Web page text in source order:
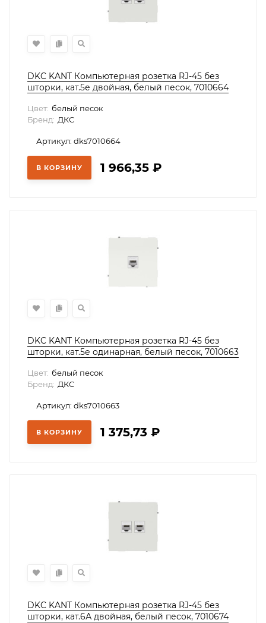
DKC KANT Компьютерная розетка RJ-45 без
шторки, кат.5е двойная, белый песок, 7010664
Цвет: белый песок
Бренд: ДКС
Артикул: dks7010664
В КОРЗИНУ 1 966,35 ₽
DKC KANT Компьютерная розетка RJ-45 без
шторки, кат.5е одинарная, белый песок, 7010663
Цвет: белый песок
Бренд: ДКС
Артикул: dks7010663
В КОРЗИНУ 1 375,73 ₽
DKC KANT Компьютерная розетка RJ-45 без
шторки, кат.6А двойная, белый песок, 7010674